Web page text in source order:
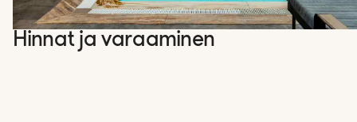
Hinnat ja varaaminen